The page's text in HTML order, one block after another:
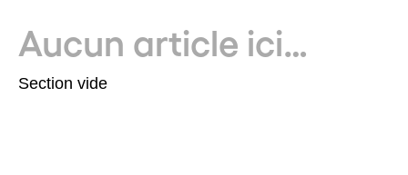
Aucun article ici…
Section vide